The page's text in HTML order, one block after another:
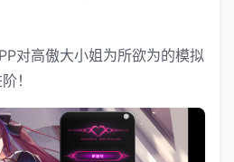
对高傲大小姐为所欲为的模拟
！